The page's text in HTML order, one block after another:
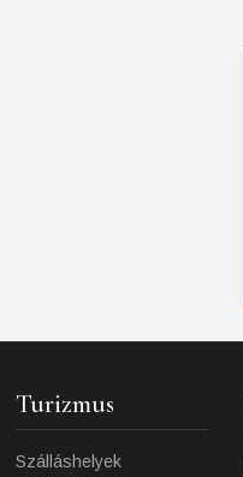
Turizmus
Szálláshelyek